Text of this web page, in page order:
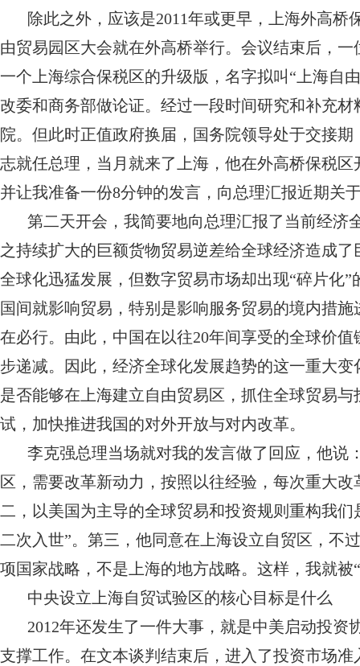
除此之外，应该是2011年或更早，上海外高
由贸易园区大会就在外高桥举行。会议结束后，
一个上海综合保税区的升级版，名字拟叫“上海自
改委和商务部做论证。经过一段时间研究和补充
院。但此时正值政府换届，国务院领导处于交接
志就任总理，当月就来了上海，他在外高桥保税
并让我准备一份8分钟的发言，向总理汇报近期关
第二天开会，我简要地向总理汇报了当前经济
之持续扩大的巨额货物贸易逆差给全球经济造成
全球化迅猛发展，但数字贸易市场却出现“碎片化
国间就影响贸易，特别是影响服务贸易的境内措
在必行。由此，中国在以往20年间享受的全球价
步递减。因此，经济全球化发展趋势的这一重大
是否能够在上海建立自由贸易区，抓住全球贸易
试，加快推进我国的对外开放与对内改革。
李克强总理当场就对我的发言做了回应，他说
区，需要改革新动力，按照以往经验，每次重大
二，以美国为主导的全球贸易和投资规则重构我
二次入世”。第三，他同意在上海设立自贸区，不
项国家战略，不是上海的地方战略。这样，我就被
中央设立上海自贸试验区的核心目标是什么
2012年还发生了一件大事，就是中美启动投
支撑工作。在文本谈判结束后，进入了投资市场